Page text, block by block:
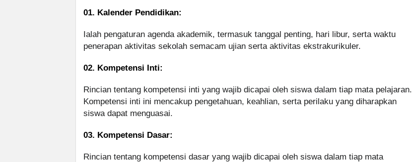
01. Kalender Pendidikan:
Ialah pengaturan agenda akademik, termasuk tanggal penting, hari libur, serta waktu
penerapan aktivitas sekolah semacam ujian serta aktivitas ekstrakurikuler.
02. Kompetensi Inti:
Rincian tentang kompetensi inti yang wajib dicapai oleh siswa dalam tiap mata pelajaran.
Kompetensi inti ini mencakup pengetahuan, keahlian, serta perilaku yang diharapkan
siswa dapat menguasai.
03. Kompetensi Dasar:
Rincian tentang kompetensi dasar yang wajib dicapai oleh siswa dalam tiap mata